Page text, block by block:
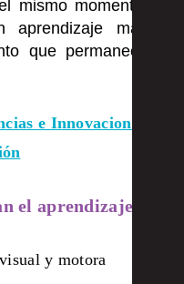
mismo momento.
más
que permanece
e Innovaciones
el aprendizaje
y motora